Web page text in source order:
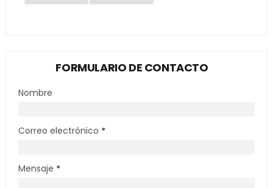
FORMULARIO DE CONTACTO
Nombre
Correo electrónico *
Mensaje *